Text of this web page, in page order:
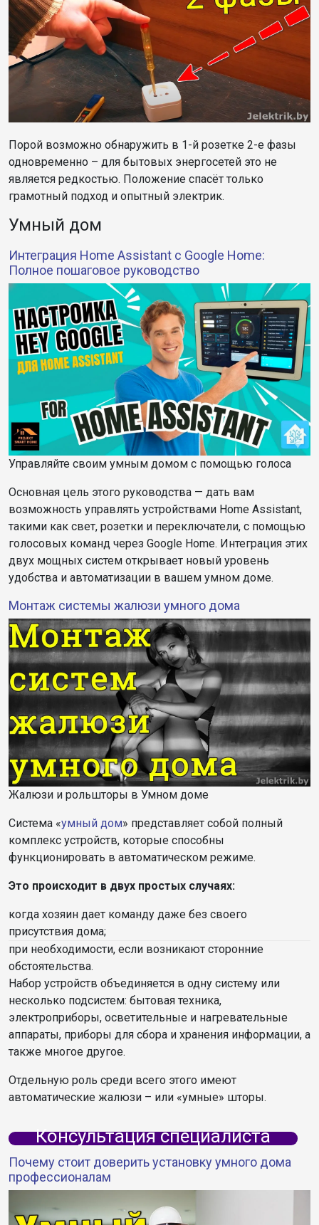
Порой возможно обнаружить в 1-й розетке 2-е фазы
одновременно – для бытовых энергосетей это не
является редкостью. Положение спасёт только
грамотный подход и опытный электрик.
Умный дом
Интеграция Home Assistant с Google Home:
Полное пошаговое руководство
Управляйте своим умным домом с помощью голоса
Основная цель этого руководства — дать вам
возможность управлять устройствами Home Assistant,
такими как свет, розетки и переключатели, с помощью
голосовых команд через Google Home. Интеграция этих
двух мощных систем открывает новый уровень
удобства и автоматизации в вашем умном доме.
Монтаж системы жалюзи умного дома
Жалюзи и рольшторы в Умном доме
Система «умный дом» представляет собой полный
комплекс устройств, которые способны
функционировать в автоматическом режиме.
Это происходит в двух простых случаях:
когда хозяин дает команду даже без своего
присутствия дома;
при необходимости, если возникают сторонние
обстоятельства.
Набор устройств объединяется в одну систему или
несколько подсистем: бытовая техника,
электроприборы, осветительные и нагревательные
аппараты, приборы для сбора и хранения информации, а
также многое другое.
Отдельную роль среди всего этого имеют
автоматические жалюзи – или «умные» шторы.
Консультация специалиста
Почему стоит доверить установку умного дома
профессионалам